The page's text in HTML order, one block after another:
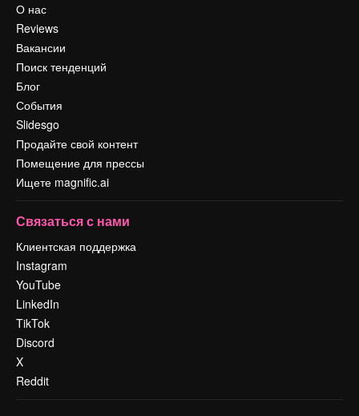
О нас
Reviews
Вакансии
Поиск тенденций
Блог
События
Slidesgo
Продайте свой контент
Помещение для прессы
Ищете magnific.ai
Связаться с нами
Клиентская поддержка
Instagram
YouTube
LinkedIn
TikTok
Discord
X
Reddit